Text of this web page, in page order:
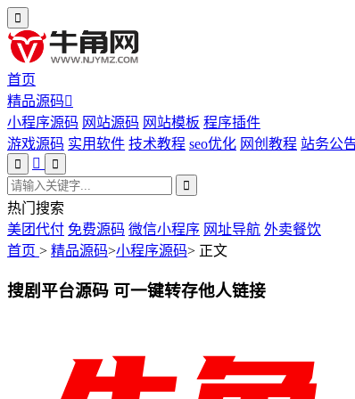
首页
精品源码
小程序源码 网站源码 网站模板 程序插件
游戏源码 实用软件 技术教程 seo优化 网创教程 站务公
热门搜索
美团代付 免费源码 微信小程序 网址导航 外卖餐饮
首页 > 精品源码>小程序源码> 正文
搜剧平台源码 可一键转存他人链接